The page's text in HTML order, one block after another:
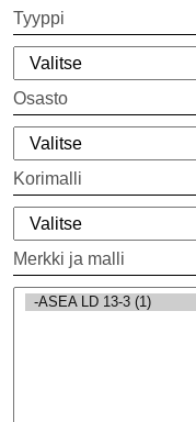
Tyyppi
Osasto
Korimalli
Merkki ja malli